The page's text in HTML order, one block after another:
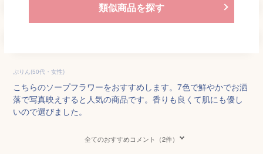
類似商品を探す
ぷりん(50代・女性)
こちらのソープフラワーをおすすめします。7色で鮮やかでお洒
落で写真映えすると人気の商品です。香りも良くて肌にも優し
いので選びました。
全てのおすすめコメント（2件）